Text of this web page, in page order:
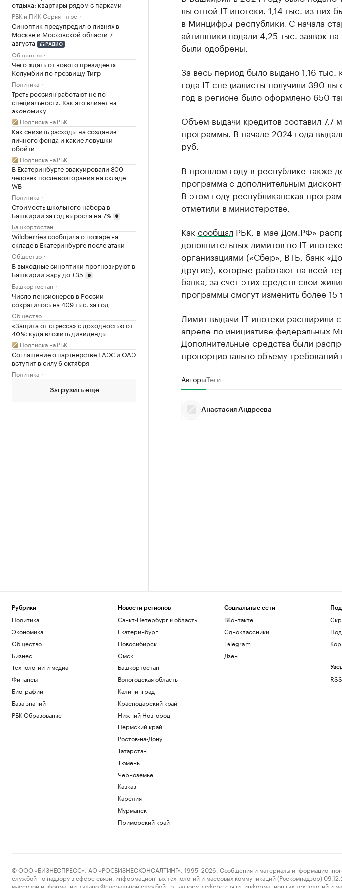
отдыха: квартиры рядом с парками
РБК и ПИК Серия плюс
Синоптик предупредил о ливнях в
Москве и Московской области 7
августа
РАДИО
Общество
Чего ждать от нового президента
Колумбии по прозвищу Тигр
Политика
Треть россиян работают не по
специальности. Как это влияет на
экономику
Подписка на РБК
Как снизить расходы на создание
личного фонда и какие ловушки
обойти
Подписка на РБК
В Екатеринбурге эвакуировали 800
человек после возгорания на складе
WB
Политика
Стоимость школьного набора в
Башкирии за год выросла на 7%
Башкортостан
Wildberries сообщила о пожаре на
складе в Екатеринбурге после атаки
Общество
В выходные синоптики прогнозируют в
Башкирии жару до +35
Башкортостан
Число пенсионеров в России
сократилось на 409 тыс. за год
Общество
«Защита от стресса» с доходностью от
40%: куда вложить дивиденды
Подписка на РБК
Соглашение о партнерстве ЕАЭС и ОАЭ
вступит в силу 6 октября
Политика
Загрузить еще
льготной IT-ипотеки. 1,14 тыс. из
в Минцифры республики. С начала
айтишники подали 4,25 тыс. заявок
были одобрены.
За весь период было выдано 1,16
года IT-специалисты получили 390
год в регионе было оформлено 650
Объем выдачи кредитов составил 7,7
программы. В начале 2024 года
руб.
В прошлом году в республике также
программа с дополнительным
В этом году республиканская
отметили в министерстве.
Как сообщал РБК, в мае Дом.РФ»
дополнительных лимитов по IT-
организациями («Сбер», ВТБ, банк
другие), которые работают на всей
банка, за счет этих средств свои
программы смогут изменить более 15
Лимит выдачи IT-ипотеки расширили
апреле по инициативе федеральных
Дополнительные средства были
пропорционально объему требований
АвторыТеги
Анастасия Андреева
Рубрики
Политика
Экономика
Общество
Бизнес
Технологии и медиа
Финансы
Биографии
База знаний
РБК Образование
Новости регионов
Санкт-Петербург и область
Екатеринбург
Новосибирск
Омск
Башкортостан
Вологодская область
Калининград
Краснодарский край
Нижний Новгород
Пермский край
Ростов-на-Дону
Татарстан
Тюмень
Черноземье
Кавказ
Карелия
Мурманск
Приморский край
Социальные сети
ВКонтакте
Одноклассники
Telegram
Дзен
© ООО «БИЗНЕСПРЕСС», АО «РОСБИЗНЕСКОНСАЛТИНГ», 1995–2026. Сообщения и материалы информационного
службой по надзору в сфере связи, информационных технологий и массовых коммуникаций (Роскомнадзор)
массовой информации выдано Федеральной службой по надзору в сфере связи, информационных технологий